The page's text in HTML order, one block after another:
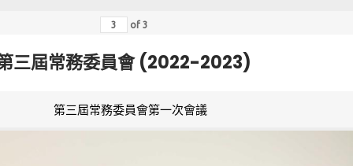
of 3
三屆常務委員會 (2022-2023)
第三屆常務委員會第一次會議